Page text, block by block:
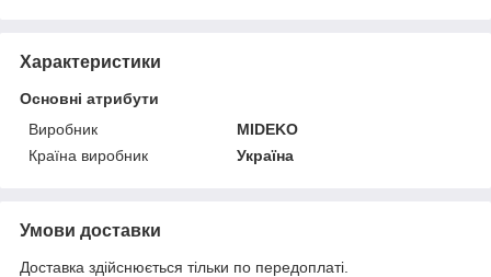
Характеристики
Основні атрибути
Виробник
MIDEKO
Країна виробник
Україна
Умови доставки
Доставка здійснюється тільки по передоплаті.